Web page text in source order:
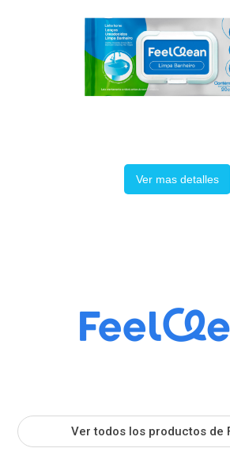
Ver mas detalles
Ver todos los productos de